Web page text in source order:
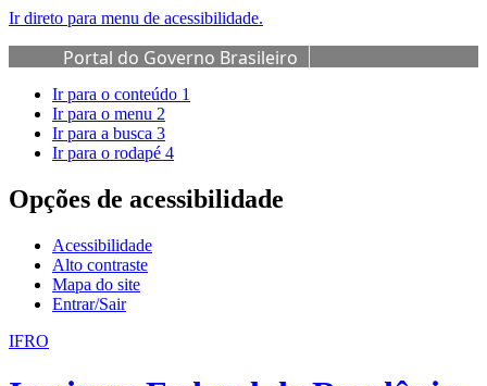
Ir direto para menu de acessibilidade.
Portal do Governo Brasileiro
Ir para o conteúdo 1
Ir para o menu 2
Ir para a busca 3
Ir para o rodapé 4
Opções de acessibilidade
Acessibilidade
Alto contraste
Mapa do site
Entrar/Sair
IFRO